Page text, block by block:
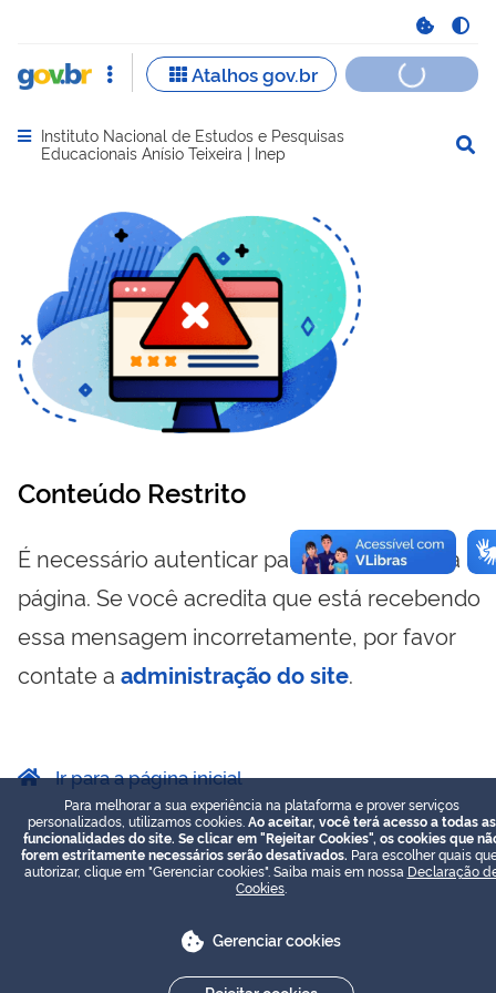
Abrir menu principal de navegação
Instituto Nacional de Estudos e Pesquisas
Educacionais Anísio Teixeira | Inep
Conteúdo Restrito
É necessário autenticar para visualizar essa
página. Se você acredita que está recebendo
essa mensagem incorretamente, por favor
contate a administração do site.
Ir para a página inicial
Para melhorar a sua experiência na plataforma e prover serviços
personalizados, utilizamos cookies. Ao aceitar, você terá acesso a todas as
funcionalidades do site. Se clicar em "Rejeitar Cookies", os cookies que
forem estritamente necessários serão desativados. Para escolher quais
autorizar, clique em "Gerenciar cookies". Saiba mais em nossa Declaração
Cookies
Gerenciar cookies